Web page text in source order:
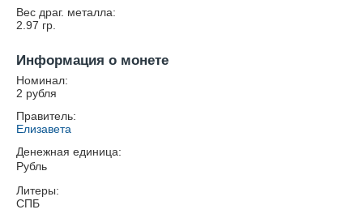
Вес драг. металла:
2.97 гр.
Информация о монете
Номинал:
2 рубля
Правитель:
Елизавета
Денежная единица:
Рубль
Литеры:
СПБ